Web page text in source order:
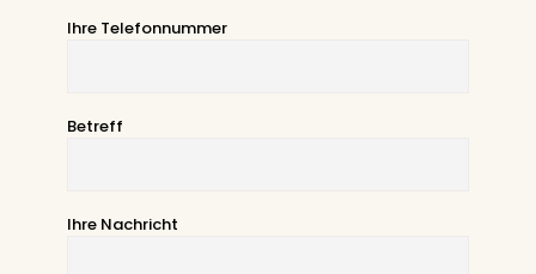
Ihre Telefonnummer
Betreff
Ihre Nachricht